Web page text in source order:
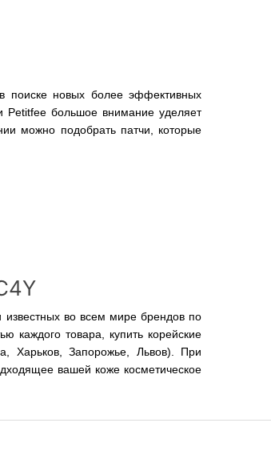
поиске новых более эффективных
Petitfee большое внимание уделяет
можно подобрать патчи, которые
известных во всем мире брендов по
каждого товара, купить корейские
Харьков, Запорожье, Львов). При
вашей коже косметическое